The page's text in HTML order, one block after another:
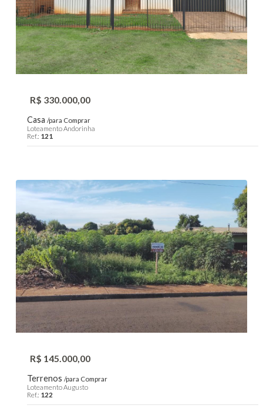
R$ 330.000,00
Casa /para Comprar
Loteamento Andorinha
Ref.: 121
R$ 145.000,00
Terrenos /para Comprar
Loteamento Augusto
Ref.: 122